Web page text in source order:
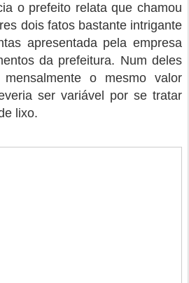
o prefeito relata que chamou
dois fatos bastante intrigante
apresentada pela empresa
da prefeitura. Num deles
mensalmente o mesmo valor
ser variável por se tratar
lixo.